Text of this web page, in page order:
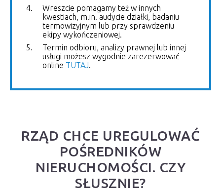
Wreszcie pomagamy też w innych
kwestiach, m.in. audycie działki, badaniu
termowizyjnym lub przy sprawdzeniu
ekipy wykończeniowej.
Termin odbioru, analizy prawnej lub innej
usługi możesz wygodnie zarezerwować
online TUTAJ.
RZĄD CHCE UREGULOWAĆ
POŚREDNIKÓW
NIERUCHOMOŚCI. CZY
SŁUSZNIE?